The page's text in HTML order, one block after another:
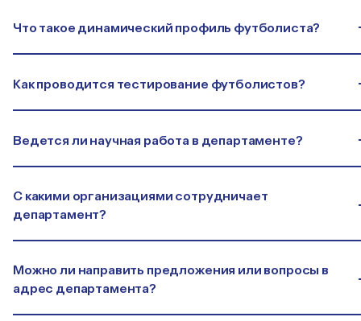
Что такое динамический профиль футболиста?
Как проводится тестирование футболистов?
Ведется ли научная работа в департаменте?
С какими организациями сотрудничает
департамент?
Можно ли направить предложения или вопросы в
адрес департамента?